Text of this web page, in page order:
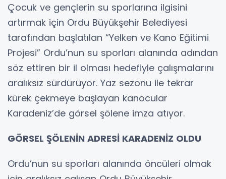
Çocuk ve gençlerin su sporlarına ilgisini
artırmak için Ordu Büyükşehir Belediyesi
tarafından başlatılan “Yelken ve Kano Eğitimi
Projesi” Ordu’nun su sporları alanında adından
söz ettiren bir il olması hedefiyle çalışmalarını
aralıksız sürdürüyor. Yaz sezonu ile tekrar
kürek çekmeye başlayan kanocular
Karadeniz’de görsel şölene imza atıyor.
GÖRSEL ŞÖLENİN ADRESİ KARADENİZ OLDU
Ordu’nun su sporları alanında öncüleri olmak